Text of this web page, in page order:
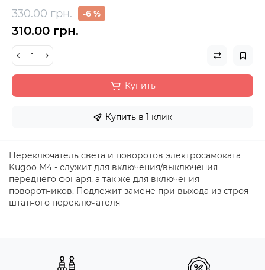
330.00 грн. -6 %
310.00 грн.
Купить
Купить в 1 клик
Переключатель света и поворотов электросамоката
Kugoo M4 - служит для включения/выключения
переднего фонаря, а так же для включения
поворотников. Подлежит замене при выхода из строя
штатного переключателя